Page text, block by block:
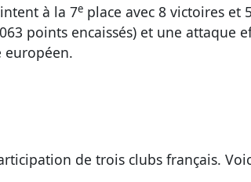
à la 7e place avec 8 victoires et 5
points encaissés) et une attaque
européen.
de trois clubs français.